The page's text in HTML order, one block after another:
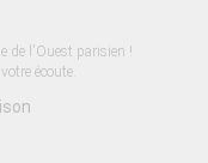
de l'Ouest parisien !
écoute.